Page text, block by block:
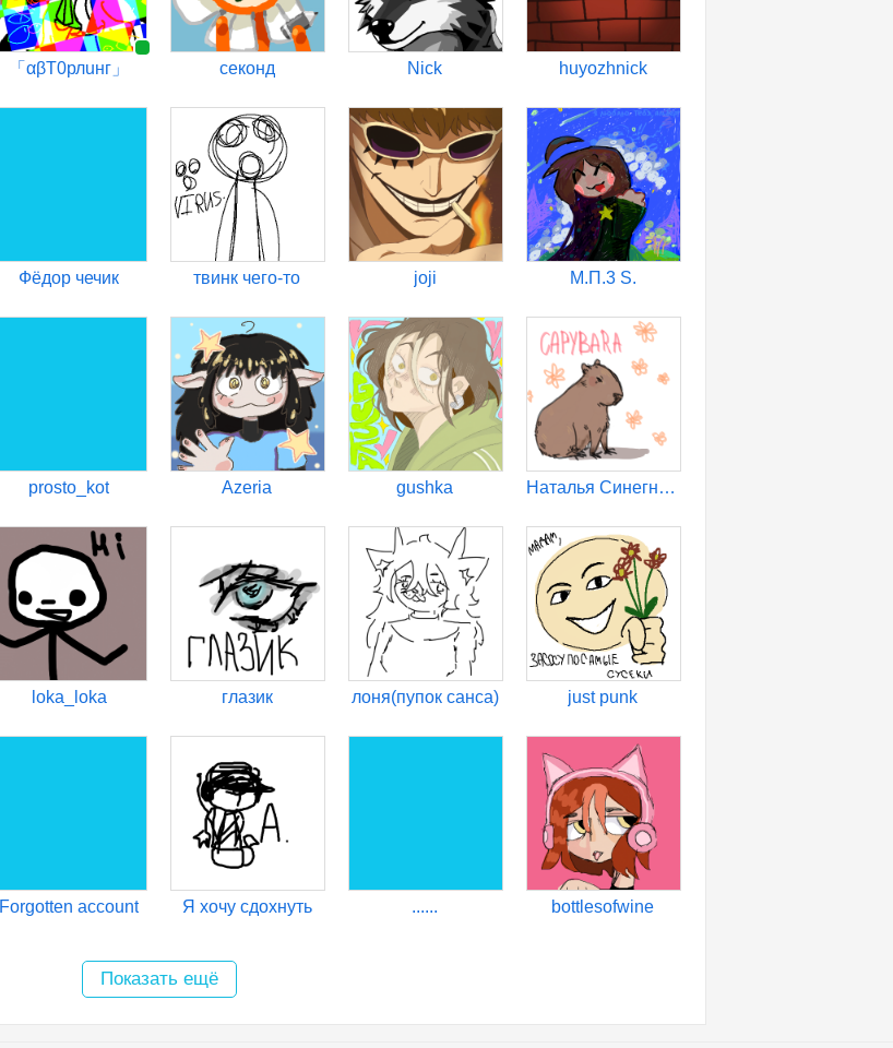
「αβТ0рлuнг」 секонд Nick huyozhnick
Фёдор чечик твинк чего-то joji М.П.3 S.
prosto_kot Azeria gushka Наталья Синегнойная Палка
loka_loka глазик лоня(пупок санса) just punk
Forgotten account Я хочу сдохнуть ...... bottlesofwine
Показать ещё